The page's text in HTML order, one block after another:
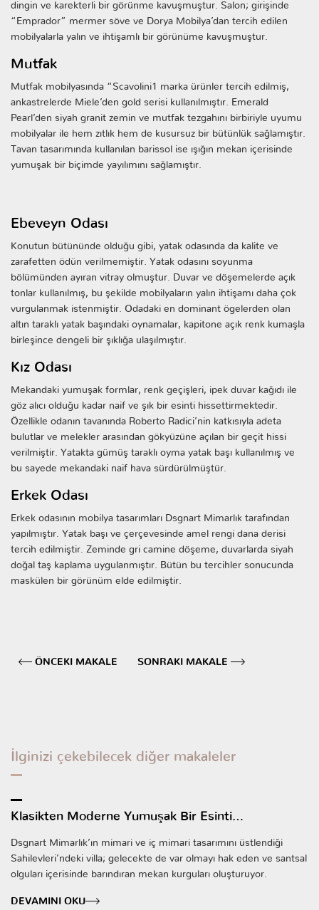
dingin ve karekterli bir görünme kavuşmuştur. Salon; girişinde
“Emprador” mermer söve ve Dorya Mobilya’dan tercih edilen
mobilyalarla yalın ve ihtişamlı bir görünüme kavuşmuştur.
Mutfak
Mutfak mobilyasında “Scavolini1 marka ürünler tercih edilmiş,
ankastrelerde Miele’den gold serisi kullanılmıştır. Emerald
Pearl’den siyah granit zemin ve mutfak tezgahını birbiriyle uyumu
mobilyalar ile hem zıtlık hem de kusursuz bir bütünlük sağlamıştır.
Tavan tasarımında kullanılan barissol ise ışığın mekan içerisinde
yumuşak bir biçimde yayılımını sağlamıştır.
Ebeveyn Odası
Konutun bütününde olduğu gibi, yatak odasında da kalite ve
zarafetten ödün verilmemiştir. Yatak odasını soyunma
bölümünden ayıran vitray olmuştur. Duvar ve döşemelerde açık
tonlar kullanılmış, bu şekilde mobilyaların yalın ihtişamı daha çok
vurgulanmak istenmiştir. Odadaki en dominant ögelerden olan
altın taraklı yatak başındaki oynamalar, kapitone açık renk kumaşla
birleşince dengeli bir şıklığa ulaşılmıştır.
Kız Odası
Mekandaki yumuşak formlar, renk geçişleri, ipek duvar kağıdı ile
göz alıcı olduğu kadar naif ve şık bir esinti hissettirmektedir.
Özellikle odanın tavanında Roberto Radici’nin katkısıyla adeta
bulutlar ve melekler arasından gökyüzüne açılan bir geçit hissi
verilmiştir. Yatakta gümüş taraklı oyma yatak başı kullanılmış ve
bu sayede mekandaki naif hava sürdürülmüştür.
Erkek Odası
Erkek odasının mobilya tasarımları Dsgnart Mimarlık tarafından
yapılmıştır. Yatak başı ve çerçevesinde amel rengi dana derisi
tercih edilmiştir. Zeminde gri camine döşeme, duvarlarda siyah
doğal taş kaplama uygulanmıştır. Bütün bu tercihler sonucunda
maskülen bir görünüm elde edilmiştir.
ÖNCEKI MAKALE SONRAKI MAKALE
İlginizi çekebilecek diğer makaleler
Klasikten Moderne Yumuşak Bir Esinti…
Dsgnart Mimarlık’ın mimari ve iç mimari tasarımını üstlendiği
Sahilevleri’ndeki villa; gelecekte de var olmayı hak eden ve santsal
olguları içerisinde barındıran mekan kurguları oluşturuyor.
DEVAMINI OKU